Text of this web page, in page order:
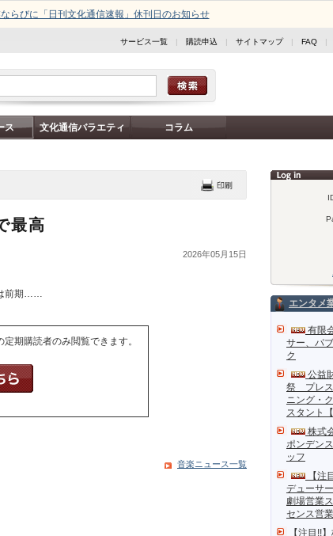
らびに「日刊文化通信速報」休刊日のお知らせ
サービス一覧 | 購読申込 | サイトマップ| FAQ |
ス 文化通信バラエティ コラム
エンタメ
有限
サー、パ
ク
公益
祭 プレス
ニング・
スタント
株式
ポンデン
ッフ
【注
デューサ
劇場営業
センス営
【注目!!
最高
2026年05月15日
前期……
定期購読者のみ閲覧できます。
音楽ニュース一覧